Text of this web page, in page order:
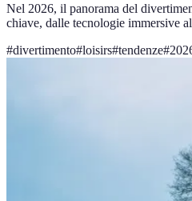
Nel 2026, il panorama del
chiave, dalle tecnologie immersive
#divertimento#loisirs#tendenze#